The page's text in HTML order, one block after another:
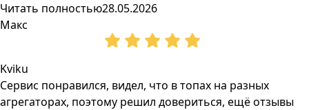
Читать полностью28.05.2026
Макс
Kviku
Сервис понравился, видел, что в топах на разных
агрегаторах, поэтому решил довериться, ещё отзывы